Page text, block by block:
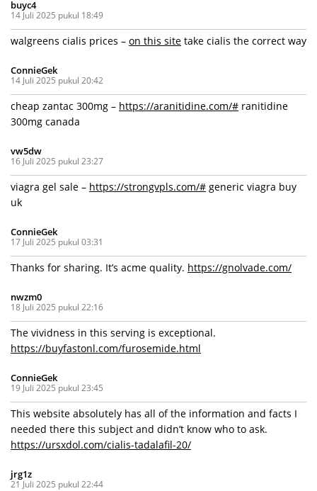
buyc4
14 Juli 2025 pukul 18:49
walgreens cialis prices – on this site take cialis the correct way
ConnieGek
14 Juli 2025 pukul 20:42
cheap zantac 300mg – https://aranitidine.com/# ranitidine
300mg canada
vw5dw
16 Juli 2025 pukul 23:27
viagra gel sale – https://strongvpls.com/# generic viagra buy
uk
ConnieGek
17 Juli 2025 pukul 03:31
Thanks for sharing. It’s acme quality. https://gnolvade.com/
nwzm0
18 Juli 2025 pukul 22:16
The vividness in this serving is exceptional.
https://buyfastonl.com/furosemide.html
ConnieGek
19 Juli 2025 pukul 23:45
This website absolutely has all of the information and facts I
needed there this subject and didn’t know who to ask.
https://ursxdol.com/cialis-tadalafil-20/
jrg1z
21 Juli 2025 pukul 22:44